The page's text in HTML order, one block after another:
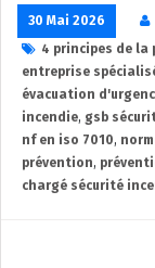
30 Mai 2026
4 principes de la
entreprise
évacuation
incendie, gsb
nf en iso 7010,
prévention,
chargé sécurité